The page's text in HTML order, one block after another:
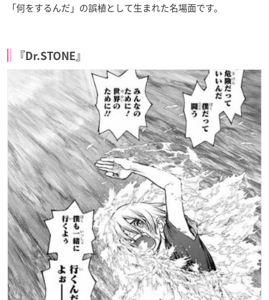
「何をするんだ」の誤植として生まれた名場面です。
『Dr.STONE』